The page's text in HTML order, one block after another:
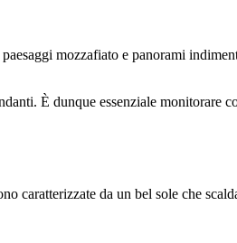
mozzafiato e panorami
È dunque essenziale monitorare
caratterizzate da un bel sole che